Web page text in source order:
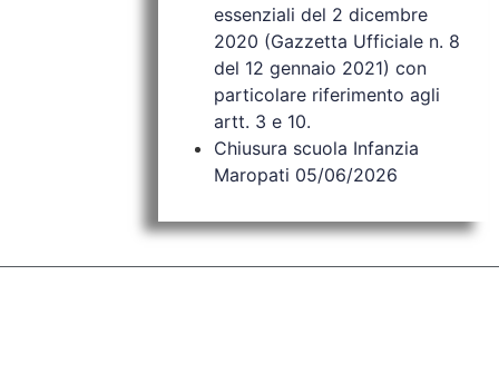
essenziali del 2 dicembre
2020 (Gazzetta Ufficiale n. 8
del 12 gennaio 2021) con
particolare riferimento agli
artt. 3 e 10.
Chiusura scuola Infanzia
Maropati 05/06/2026